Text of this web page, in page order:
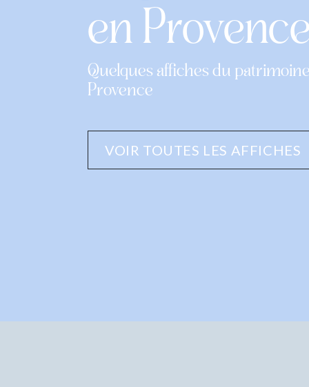
en
Quelques affiches du
Provence
VOIR TOUTES LES AFFICHES